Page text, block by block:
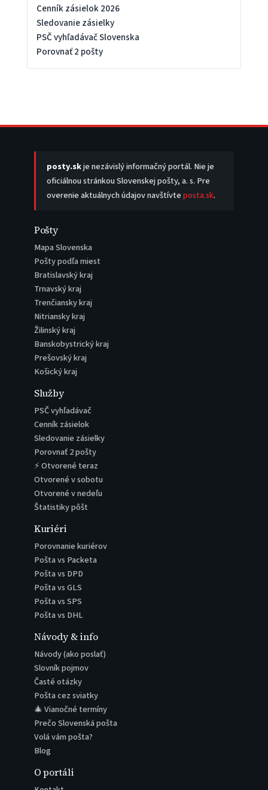
Cenník zásielok 2026
Sledovanie zásielky
PSČ vyhľadávač Slovenska
Porovnať 2 pošty
posty.skje nezávislý informačný portál. Nie je
oficiálnou stránkou Slovenskej pošty, a. s. Pre
overenie aktuálnych údajov navštívteposta.sk.
Pošty
Mapa Slovenska
Pošty podľa miest
Bratislavský kraj
Trnavský kraj
Trenčiansky kraj
Nitriansky kraj
Žilinský kraj
Banskobystrický kraj
Prešovský kraj
Košický kraj
Služby
PSČ vyhľadávač
Cenník zásielok
Sledovanie zásielky
Porovnať 2 pošty
⚡ Otvorené teraz
Otvorené v sobotu
Otvorené v nedeľu
Štatistiky pôšt
Kuriéri
Porovnanie kuriérov
Pošta vs Packeta
Pošta vs DPD
Pošta vs GLS
Pošta vs SPS
Pošta vs DHL
Návody & info
Návody (ako poslať)
Slovník pojmov
Časté otázky
Pošta cez sviatky
🎄 Vianočné termíny
Prečo Slovenská pošta
Volá vám pošta?
Blog
O portáli